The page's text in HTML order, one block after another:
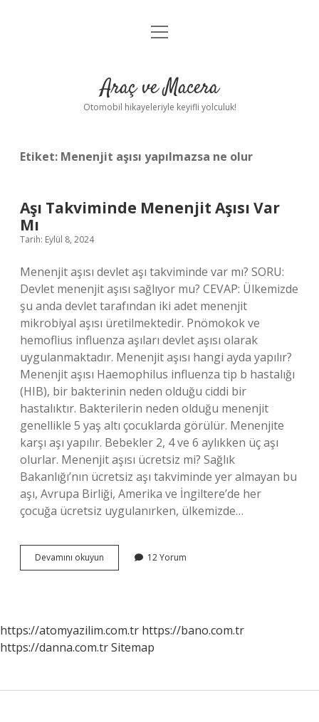
Anasayfa
Yasal Uyarı
menüyü
Araç ve Macera
Otomobil hikayeleriyle keyifli yolculuk!
Etiket: Menenjit aşısı yapılmazsa ne olur
Aşı Takviminde Menenjit Aşısı Var
Mı
Tarih: Eylül 8, 2024
Menenjit aşısı devlet aşı takviminde var mı? SORU:
Devlet menenjit aşısı sağlıyor mu? CEVAP: Ülkemizde
şu anda devlet tarafından iki adet menenjit
mikrobiyal aşısı üretilmektedir. Pnömokok ve
hemoflius influenza aşıları devlet aşısı olarak
uygulanmaktadır. Menenjit aşısı hangi ayda yapılır?
Menenjit aşısı Haemophilus influenza tip b hastalığı
(HIB), bir bakterinin neden olduğu ciddi bir
hastalıktır. Bakterilerin neden olduğu menenjit
genellikle 5 yaş altı çocuklarda görülür. Menenjite
karşı aşı yapılır. Bebekler 2, 4 ve 6 aylıkken üç aşı
olurlar. Menenjit aşısı ücretsiz mi? Sağlık
Bakanlığı’nın ücretsiz aşı takviminde yer almayan bu
aşı, Avrupa Birliği, Amerika ve İngiltere’de her
çocuğa ücretsiz uygulanırken, ülkemizde…
Devamını okuyun
Takviminde
12 Yorum
https://atomyazilim.com.tr https://bano.com.tr
https://danna.com.trSitemap